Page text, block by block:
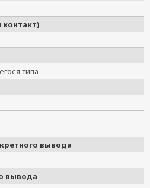
контакт)
типа
вывода
вывода